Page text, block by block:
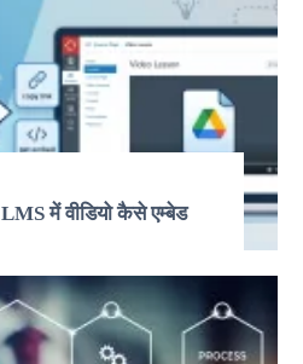
में वीडियो कैसे एम्बेड